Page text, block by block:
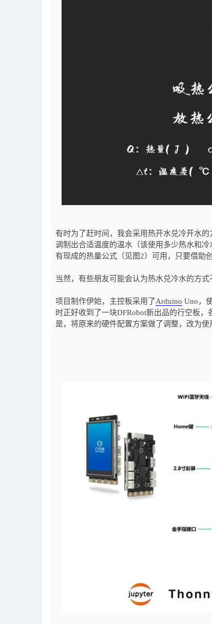
有时为了赶时间，我会采用热开水兑冷开水
调制出合适温度的温水（该使用多少热水和
有现成的热量公式（见图2）可用，只要借助
当然，有些朋友可能会认为热水兑冷水的方
项目制作伊始，主控板采用了Arduino Uno，
时正好收到了一块DFRobot新出品的行空板
是，将原来的硬件配置方案做了调整，改为